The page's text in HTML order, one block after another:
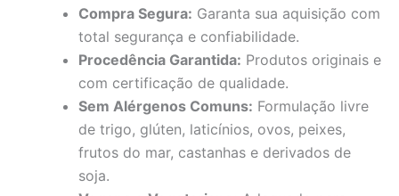
Compra Segura: Garanta sua aquisição com
total segurança e confiabilidade.
Procedência Garantida: Produtos originais e
com certificação de qualidade.
Sem Alérgenos Comuns: Formulação livre
de trigo, glúten, laticínios, ovos, peixes,
frutos do mar, castanhas e derivados de
soja.